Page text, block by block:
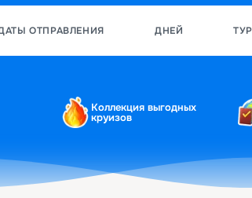
ОТПРАВЛЕНИЯ ДНЕЙ
Коллекция выгодных
круизов